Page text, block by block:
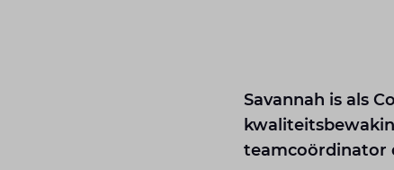
Savannah is als
teamcoördinator